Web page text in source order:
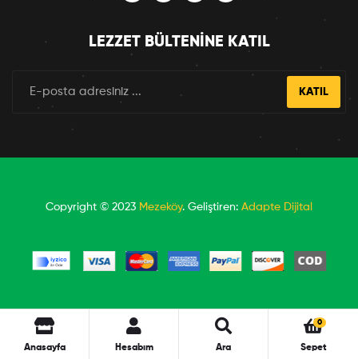
LEZZET BÜLTENINE KATIL
KATIL
Copyright © 2023 Mezeköy. Geliştiren: Adapte Dijital
Anasayfa Hesabım Ara
0
Sepet